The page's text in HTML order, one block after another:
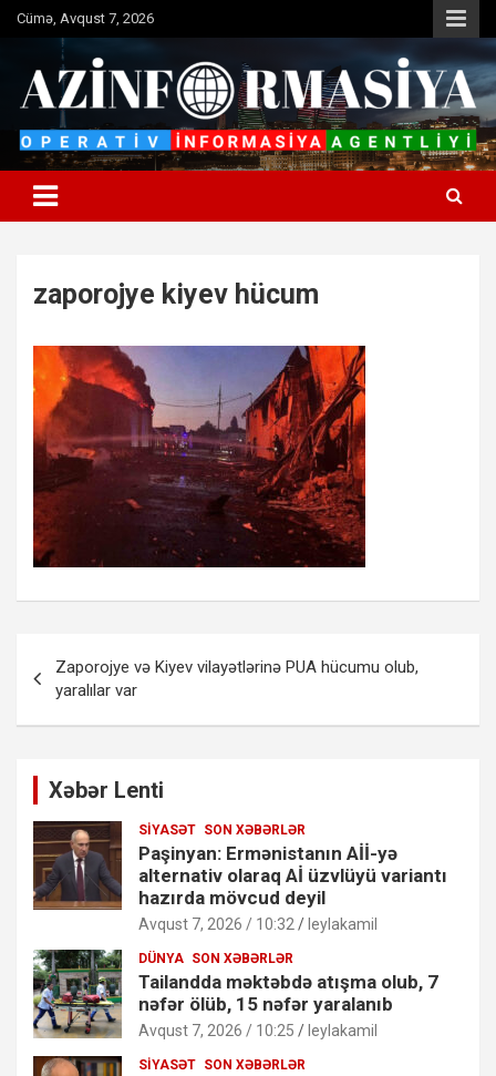
SkipCümə, Avqust 7, 2026
Azinformasiya
Operativ informasiya agentliyi
zaporojye kiyev hücum
naviqasiyası
Zaporojye və Kiyev vilayətlərinə PUA hücumu olub,
yaralılar var
Xəbər Lenti
SIYASƏT SON XƏBƏRLƏR
Paşinyan: Ermənistanın Aİİ-yə
alternativ olaraq Aİ üzvlüyü variantı
hazırda mövcud deyil
Avqust 7, 2026 / 10:32 leylakamil
DÜNYA SON XƏBƏRLƏR
Tailandda məktəbdə atışma olub, 7
nəfər ölüb, 15 nəfər yaralanıb
Avqust 7, 2026 / 10:25 leylakamil
SIYASƏT SON XƏBƏRLƏR